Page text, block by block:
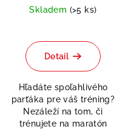
Skladem (>5 ks)
Detail
Hľadáte spoľahlivého
parťáka pre váš tréning?
Nezáleží na tom, či
trénujete na maratón